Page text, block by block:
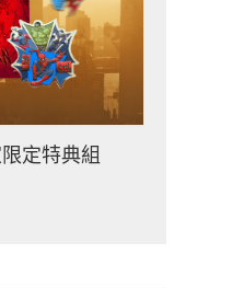
定特典組